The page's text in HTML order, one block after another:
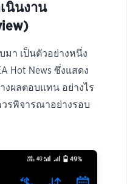
นินงาน
า เป็นตัวอย่างหนึ่ง
Hot News ซึ่งแสดง
งผลตอบแทน อย่างไร
รพิจารณาอย่างรอบ